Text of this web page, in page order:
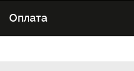
Оплата